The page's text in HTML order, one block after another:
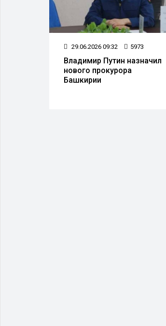
29.06.2026 09:32 5973
Владимир Путин назначил
нового прокурора
Башкирии